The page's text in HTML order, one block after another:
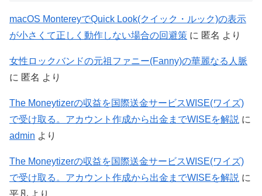
macOS MontereyでQuick Look(クイック・ルック)の表示
が小さくて正しく動作しない場合の回避策 に 匿名 より
女性ロックバンドの元祖ファニー(Fanny)の華麗なる人脈
に 匿名 より
The Moneytizerの収益を国際送金サービスWISE(ワイズ)
で受け取る。アカウント作成から出金までWISEを解説 に
admin より
The Moneytizerの収益を国際送金サービスWISE(ワイズ)
で受け取る。アカウント作成から出金までWISEを解説 に
平凡 より